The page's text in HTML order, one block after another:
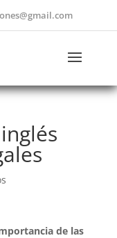
de las